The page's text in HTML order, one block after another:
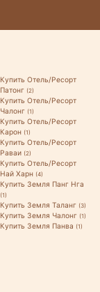
Купить Отель/Ресорт
Патонг (2)
Купить Отель/Ресорт
Чалонг (1)
Купить Отель/Ресорт
Карон (1)
Купить Отель/Ресорт
Раваи (2)
Купить Отель/Ресорт
Най Харн (4)
Купить Земля Панг Нга
(1)
Купить Земля Таланг (3)
Купить Земля Чалонг (1)
Купить Земля Панва (1)